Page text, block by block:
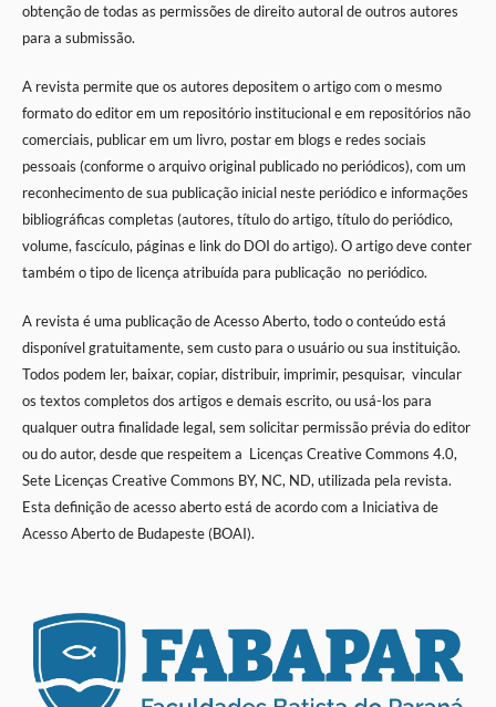
obtenção de todas as permissões de direito autoral de outros autores
para a submissão.
A revista permite que os autores depositem o artigo com o mesmo
formato do editor em um repositório institucional e em repositórios não
comerciais, publicar em um livro, postar em blogs e redes sociais
pessoais (conforme o arquivo original publicado no periódicos), com um
reconhecimento de sua publicação inicial neste periódico e informações
bibliográficas completas (autores, título do artigo, título do periódico,
volume, fascículo, páginas e link do DOI do artigo). O artigo deve conter
também o tipo de licença atribuída para publicação no periódico.
A revista é uma publicação de Acesso Aberto, todo o conteúdo está
disponível gratuitamente, sem custo para o usuário ou sua instituição.
Todos podem ler, baixar, copiar, distribuir, imprimir, pesquisar, vincular
os textos completos dos artigos e demais escrito, ou usá-los para
qualquer outra finalidade legal, sem solicitar permissão prévia do editor
ou do autor, desde que respeitem a Licenças Creative Commons 4.0,
Sete Licenças Creative Commons BY, NC, ND, utilizada pela revista.
Esta definição de acesso aberto está de acordo com a Iniciativa de
Acesso Aberto de Budapeste (BOAI).